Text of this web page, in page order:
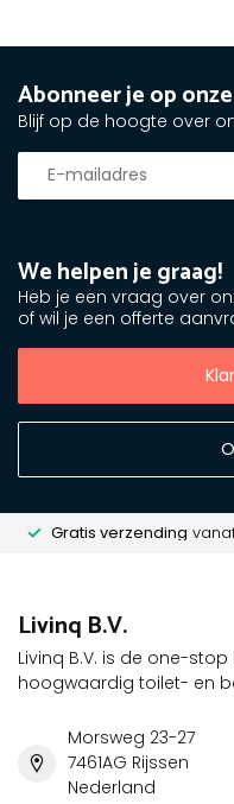
We helpen je graag!
Heb je een vraag over
of wil je een offerte
Abonneer je op
Blijf op de hoogte over
Gratis verzending
Livinq B.V.
Livinq B.V. is de one-
hoogwaardig toilet- en
Morsweg 23-27
7461AG Rijssen
Nederland